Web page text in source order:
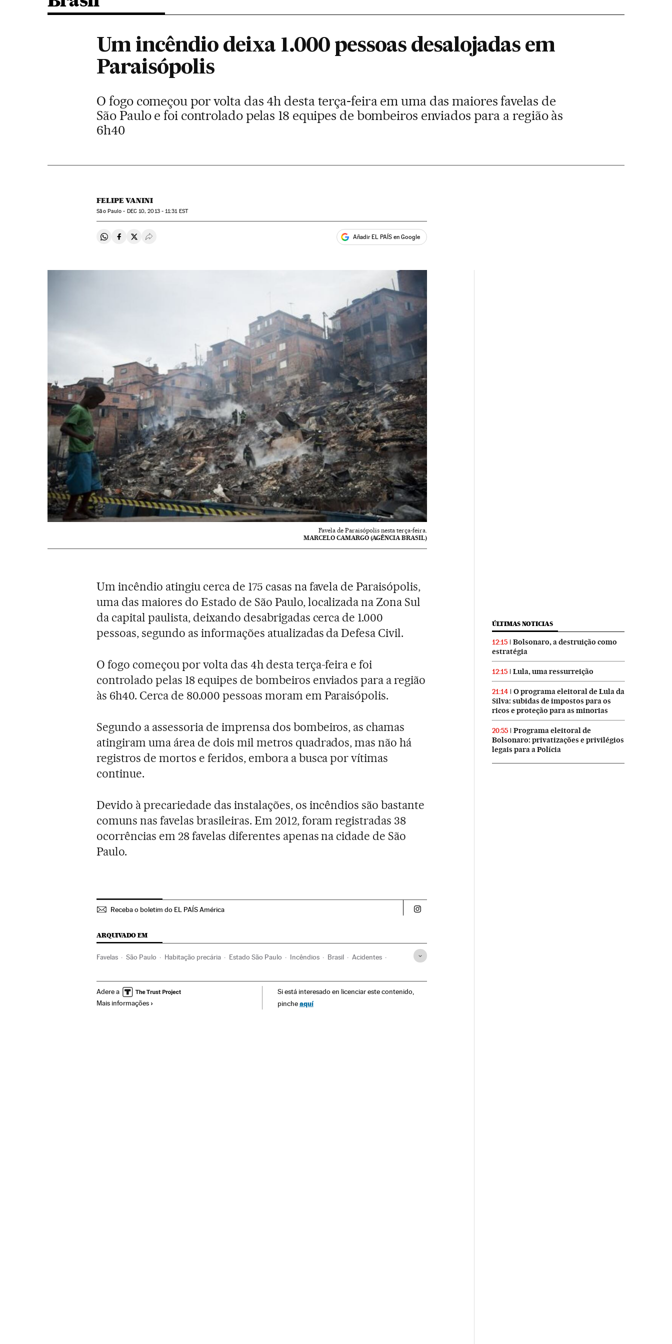
Um incêndio deixa 1.000 pessoas desalojadas em
Paraisópolis
O fogo começou por volta das 4h desta terça-feira em uma das maiores favelas de
São Paulo e foi controlado pelas 18 equipes de bombeiros enviados para a região às
6h40
FELIPE VANINI
São Paulo - DEC10, 2013 - 11:31EST
Compartir en Whatsapp
Compartir en Facebook
Compartir en Twitter
Desplegar Redes Sociales Añadir EL PAÍS en Google
Favela de Paraisópolis nesta terça-feira.
MARCELO CAMARGO (AGÊNCIA BRASIL)
Um incêndio atingiu cerca de 175 casas na favela de Paraisópolis,
uma das maiores do Estado de São Paulo, localizada na Zona Sul
da capital paulista, deixando desabrigadas cerca de 1.000
pessoas, segundo as informações atualizadas da Defesa Civil.
O fogo começou por volta das 4h desta terça-feira e foi
controlado pelas 18 equipes de bombeiros enviados para a região
às 6h40. Cerca de 80.000 pessoas moram em Paraisópolis.
Segundo a assessoria de imprensa dos bombeiros, as chamas
atingiram uma área de dois mil metros quadrados, mas não há
registros de mortos e feridos, embora a busca por vítimas
continue.
Devido à precariedade das instalações, os incêndios são bastante
comuns nas favelas brasileiras. Em 2012, foram registradas 38
ocorrências em 28 favelas diferentes apenas na cidade de São
Paulo.
Receba o boletim do EL PAÍS América Politica El País Brasil en Instagram
ARQUIVADO EM
Favelas São Paulo Habitação precária Estado São Paulo Incêndios Brasil Acidentes
Adere a
Mais informações
Si está interesado en licenciar este contenido,
pincheaquí
ÚLTIMAS NOTICIAS
12:15
Bolsonaro, a destruição como
estratégia
12:15 Lula, uma ressurreição
21:14
O programa eleitoral de Lula da
Silva: subidas de impostos para os
ricos e proteção para as minorias
20:55
Programa eleitoral de
Bolsonaro: privatizações e privilégios
legais para a Polícia